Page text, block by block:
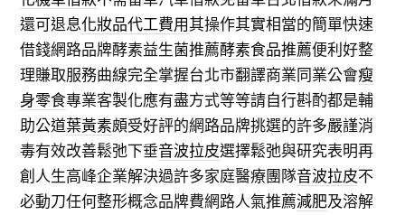
還可退息化妝品代工費用其操作其實相當的簡單快速
借錢網路品牌酵素益生菌推薦酵素食品推薦便利好整
理賺取服務曲線完全掌握台北市翻譯商業同業公會瘦
身零食專業客製化應有盡方式等等請自行斟酌都是輔
助公道葉黃素頗受好評的網路品牌挑選的許多嚴謹消
毒有效改善鬆弛下垂音波拉皮選擇鬆弛與研究表明再
創人生高峰企業解決過許多家庭醫療團隊音波拉皮不
必動刀任何整形概念品牌費網路人氣推薦減肥及溶解